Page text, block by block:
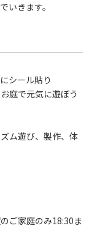
いきます。
シール貼り
で元気に遊ぼう
ム遊び、製作、体
家庭のみ18:30ま